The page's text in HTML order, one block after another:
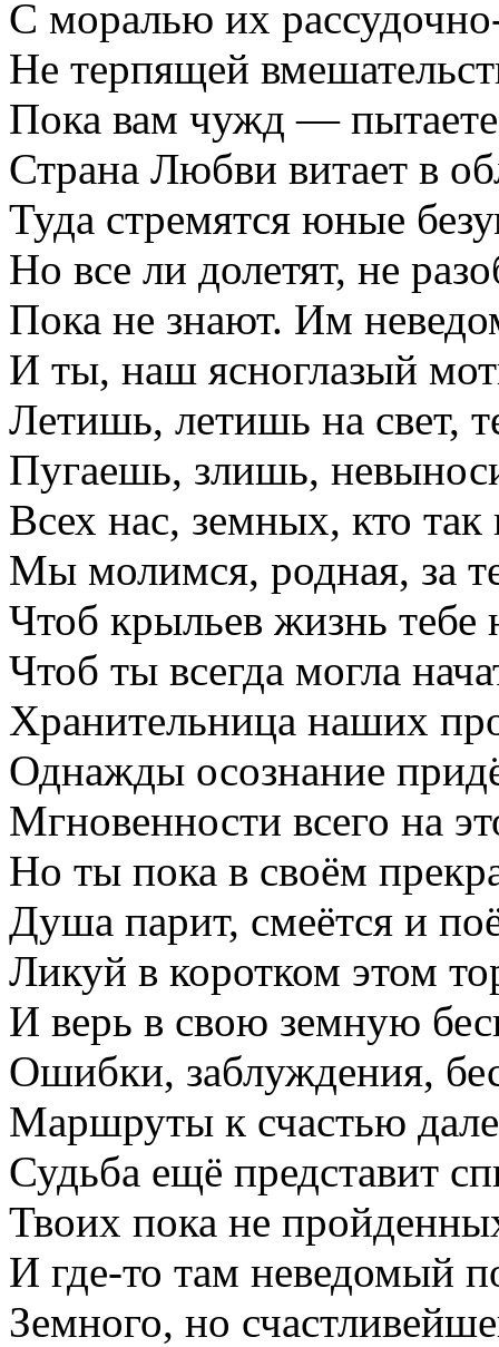
С моралью их
Не терпящей
Пока вам чужд —
Страна Любви витает в
Туда стремятся юные
Но все ли долетят, не
Пока не знают. Им
И ты, наш ясноглазый
Летишь, летишь на свет,
Пугаешь, злишь,
Всех нас, земных, кто так
Мы молимся, родная, за
Чтоб крыльев жизнь тебе
Чтоб ты всегда могла
Хранительница наших
Однажды осознание
Мгновенности всего на
Но ты пока в своём
Душа парит, смеётся и
Ликуй в коротком этом
И верь в свою земную
Ошибки, заблуждения,
Маршруты к счастью
Судьба ещё представит
Твоих пока не
И где-то там неведомый
Земного, но